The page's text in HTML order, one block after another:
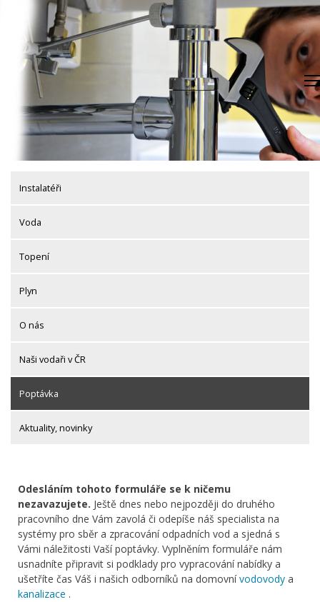
content
Instalatéři
Voda
Topení
Plyn
O nás
Naši vodaři v ČR
Poptávka
Aktuality, novinky
Odesláním tohoto formuláře se k ničemu
nezavazujete. Ještě dnes nebo nejpozději do druhého
pracovního dne Vám zavolá či odepíše náš specialista na
systémy pro sběr a zpracování odpadních vod a sjedná s
Vámi náležitosti Vaší poptávky. Vyplněním formuláře nám
usnadníte připravit si podklady pro vypracování nabídky a
ušetříte čas Váš i našich odborníků na domovnívodovody a
kanalizace .